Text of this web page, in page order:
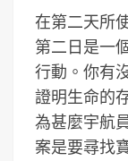
在第二天所
第二日是一
行動。你有
證明生命的
為甚麼宇航
案是要尋找